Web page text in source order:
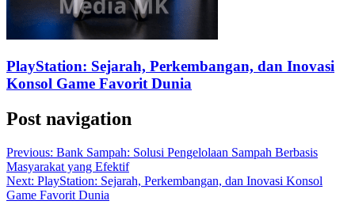
PlayStation: Sejarah, Perkembangan, dan Inovasi
Konsol Game Favorit Dunia
Post navigation
Previous: Bank Sampah: Solusi Pengelolaan Sampah Berbasis
Masyarakat yang Efektif
Next: PlayStation: Sejarah, Perkembangan, dan Inovasi Konsol
Game Favorit Dunia